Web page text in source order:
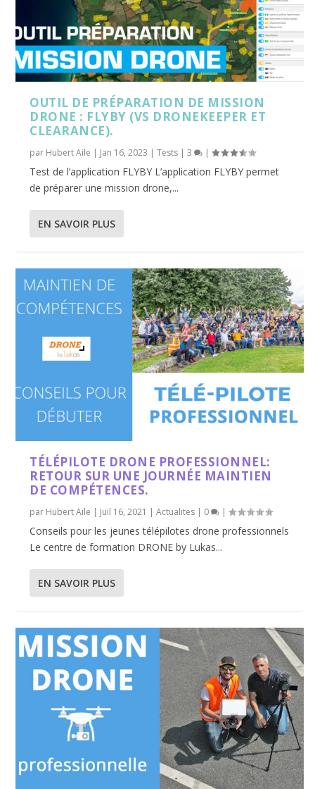
TÉLÉPILOTE DRONE PROFESSIONNEL:
MISSION DRONE PROFESSIONNELLE :
OUTIL DE PRÉPARATION DE MISSION
DRONE : FLYBY (VS DRONEKEEPER ET
CLEARANCE).
par Hubert Aile | Jan 16, 2023 |Tests |3 |
Test de l’application FLYBY L’application FLYBY permet
de préparer une mission drone,...
EN SAVOIR PLUS
TÉLÉPILOTE DRONE PROFESSIONNEL:
RETOUR SUR UNE JOURNÉE MAINTIEN
DE COMPÉTENCES.
par Hubert Aile | Juil 16, 2021 |Actualites | 0 |
Conseils pour les jeunes télépilotes drone professionnels
Le centre de formation DRONE by Lukas...
EN SAVOIR PLUS